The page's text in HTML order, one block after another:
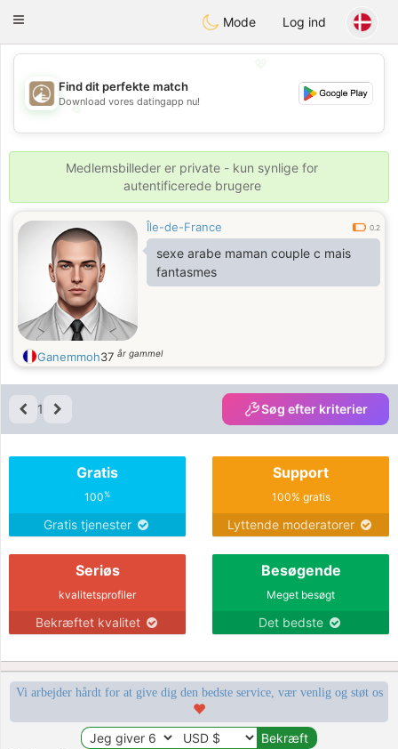
ahebik
Toggle
Mode Log ind
💖
💕
💕
Find dit perfekte match
Download vores datingapp nu!
Medlemsbilleder er private - kun synlige for
autentificerede brugere
Île-de-France 0.2
sexe arabe maman couple c mais
fantasmes
Ganemmoh37 år gammel
1 Søg efter kriterier
Gratis
100%
Gratis tjenester
Support
100% gratis
Lyttende moderatorer
Seriøs
kvalitetsprofiler
Bekræftet kvalitet
Besøgende
Meget besøgt
Det bedste
Vi arbejder hårdt for at give dig den bedste service, vær venlig og støt os